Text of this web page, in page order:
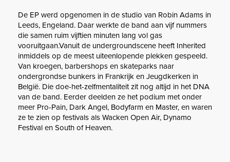
De EP werd opgenomen in de studio van Robin Adams in
Leeds, Engeland. Daar werkte de band aan vijf nummers
die samen ruim vijftien minuten lang vol gas
vooruitgaan.Vanuit de undergroundscene heeft Inherited
inmiddels op de meest uiteenlopende plekken gespeeld.
Van kroegen, barbershops en skateparks naar
ondergrondse bunkers in Frankrijk en Jeugdkerken in
België. Die doe-het-zelfmentaliteit zit nog altijd in het DNA
van de band. Eerder deelden ze het podium met onder
meer Pro-Pain, Dark Angel, Bodyfarm en Master, en waren
ze te zien op festivals als Wacken Open Air, Dynamo
Festival en South of Heaven.